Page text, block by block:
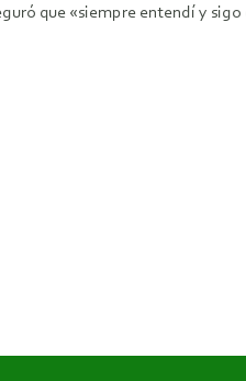
que «siempre entendí y